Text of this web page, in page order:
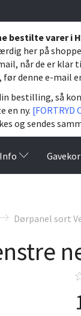
bestilte varer i
her på
når de er klar
før denne e-mail
bestilling, så
en ny. [FORTRYD
og sendes
Dørpanel sort